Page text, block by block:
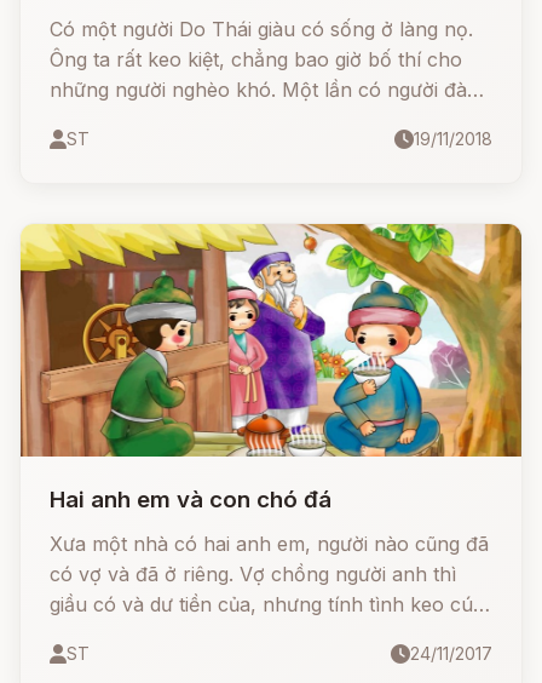
Có một người Do Thái giàu có sống ở làng nọ.
Ông ta rất keo kiệt, chẳng bao giờ bố thí cho
những người nghèo khó. Một lần có người đàn
ST 19/11/2018
Hai anh em và con chó đá
Xưa một nhà có hai anh em, người nào cũng đã
có vợ và đã ở riêng. Vợ chồng người anh thì
giầu có và dư tiền của, nhưng tính tình keo cúi,
lại còn tham lam vơ vét của người nữa.
ST 24/11/2017